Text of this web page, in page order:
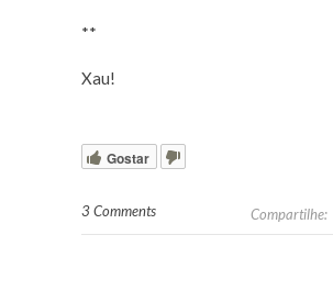
**
Xau!
Gostar
3 Comments Compartilhe: